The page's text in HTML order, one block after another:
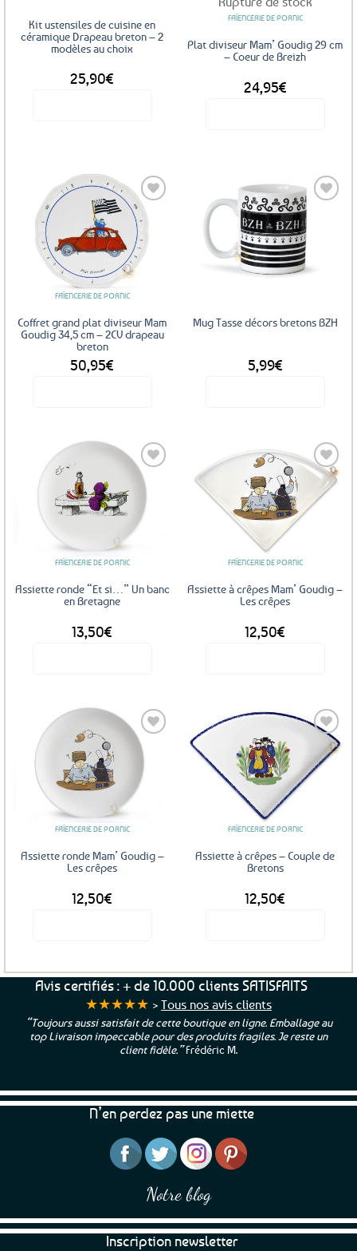
Kit ustensiles de cuisine en
céramique Drapeau breton – 2
modèles au choix
25,90€
variations.
options
peuvent
page
FAÏENCERIE DE PORNIC
Plat diviseur Mam’ Goudig 29 cm
– Coeur de Breizh
24,95€
Ajouter
aux
favoris
FAÏENCERIE DE PORNIC
Coffret grand plat diviseur Mam
Goudig 34,5 cm – 2CV drapeau
breton
50,95€
Mug Tasse décors bretons BZH
5,99€
Ajouter
aux
favoris
FAÏENCERIE DE PORNIC
Assiette ronde “Et si…” Un banc
en Bretagne
13,50€
Ajouter
FAÏENCERIE DE PORNIC
Assiette à crêpes Mam’ Goudig –
Les crêpes
12,50€
Ajouter
aux
favoris
FAÏENCERIE DE PORNIC
Assiette ronde Mam’ Goudig –
Les crêpes
12,50€
Ajouter
FAÏENCERIE DE PORNIC
Assiette à crêpes – Couple de
Bretons
12,50€
Avis certifiés : + de 10.000 clients SATISFAITS
★★★★★ > Tous nos avis clients
“Toujours aussi satisfait de cette boutique en ligne. Emballage au
top Livraison impeccable pour des produits fragiles. Je reste un
client fidèle.”Frédéric M.
N’en perdez pas une miette
Notre blog
Inscription newsletter